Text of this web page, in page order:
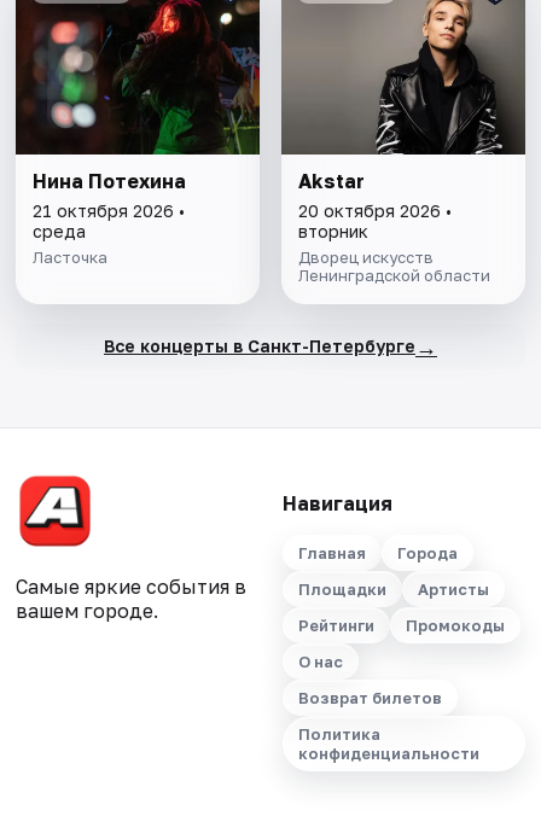
Нина Потехина
21 октября 2026 •
среда
Ласточка
Akstar
20 октября 2026 •
вторник
Дворец искусств
Ленинградской области
Все концерты в Санкт-Петербурге →
Самые яркие события в
вашем городе.
Навигация
Главная
Города
Площадки
Артисты
Рейтинги
Промокоды
О нас
Возврат билетов
Политика
конфиденциальности